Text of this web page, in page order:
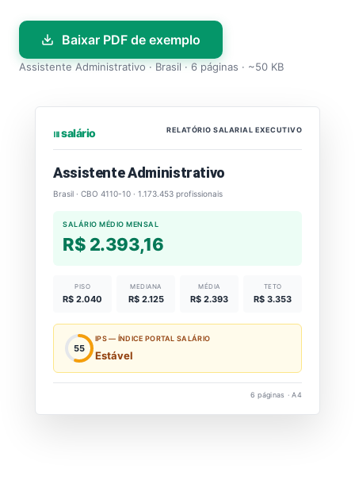
Baixar PDF de exemplo
Assistente Administrativo · Brasil · 6 páginas · ~50 KB
⏐⏐⏐ salário RELATÓRIO SALARIAL EXECUTIVO
Assistente Administrativo
Brasil · CBO 4110-10 · 1.173.453 profissionais
SALÁRIO MÉDIO MENSAL
R$ 2.393,16
PISO
R$ 2.040
MEDIANA
R$ 2.125
MÉDIA
R$ 2.393
TETO
R$ 3.353
55
IPS — ÍNDICE PORTAL SALÁRIO
Estável
6 páginas · A4